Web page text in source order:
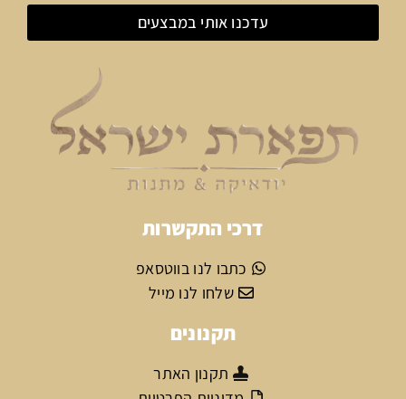
עדכנו אותי במבצעים
דרכי התקשרות
כתבו לנו בווטסאפ
שלחו לנו מייל
תקנונים
תקנון האתר